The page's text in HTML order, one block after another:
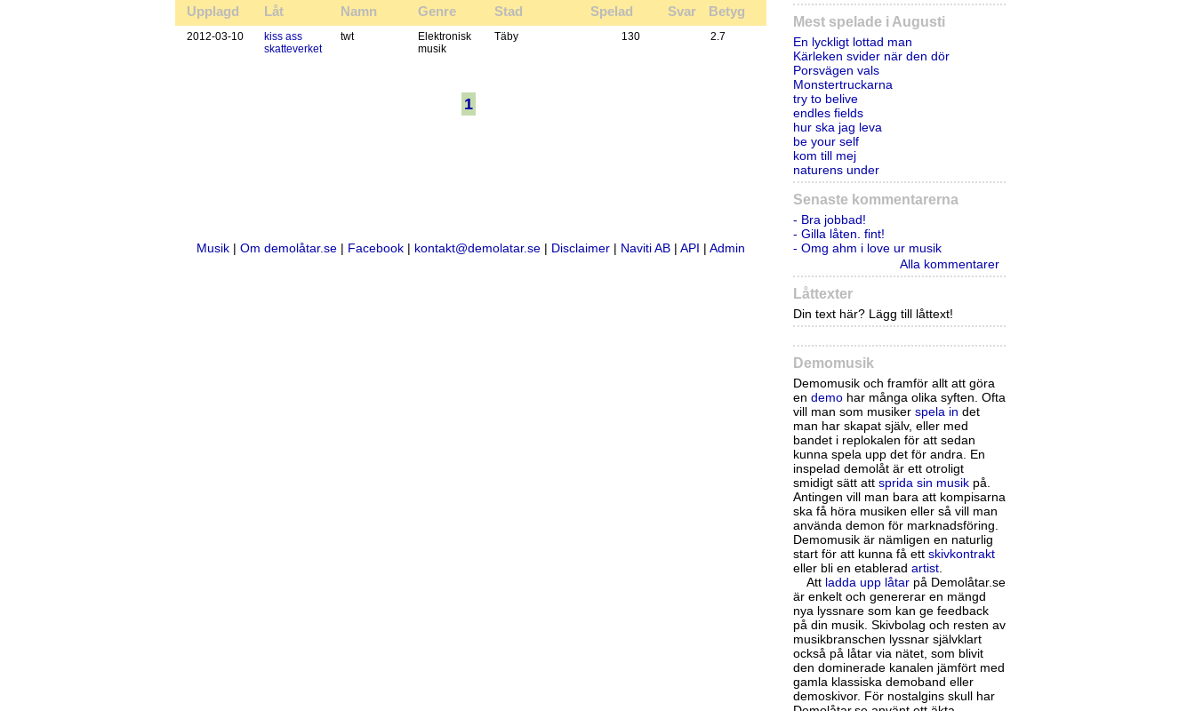
Upplagd Låt Namn Genre Stad Spelad Svar Betyg
2012-03-10
kiss ass
skatteverket
twt
Elektronisk
musik
Täby 130 2.7
1
Musik | Om demolåtar.se | Facebook | kontakt@demolatar.se | Disclaimer | Naviti AB | API | Admin
Mest spelade i Augusti
En lyckligt lottad man
Kärleken svider när den dör
Porsvägen vals
Monstertruckarna
try to belive
endles fields
hur ska jag leva
be your self
kom till mej
naturens under
Senaste kommentarerna
- Bra jobbad!
- Gilla låten. fint!
- Omg ahm i love ur musik
Alla kommentarer
Låttexter
Din text här? Lägg till låttext!
Demomusik
Demomusik och framför allt att göra
en demohar många olika syften. Ofta
vill man som musiker spela in det
man har skapat själv, eller med
bandet i replokalen för att sedan
kunna spela upp det för andra. En
inspelad demolåt är ett otroligt
smidigt sätt att sprida sin musikpå.
Antingen vill man bara att kompisarna
ska få höra musiken eller så vill man
använda demon för marknadsföring.
Demomusik är nämligen en naturlig
start för att kunna få ett skivkontrakt
eller bli en etablerad artist.
Att ladda upp låtarpå Demolåtar.se
är enkelt och genererar en mängd
nya lyssnare som kan ge feedback
på din musik. Skivbolag och resten av
musikbranschen lyssnar självklart
också på låtar via nätet, som blivit
den dominerade kanalen jämfört med
gamla klassiska demoband eller
demoskivor. För nostalgins skull har